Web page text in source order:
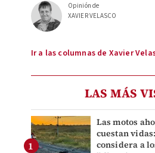
Opinión de
XAVIER VELASCO
Ir a las columnas de Xavier
LAS MÁS
Las motos
cuestan
considera a